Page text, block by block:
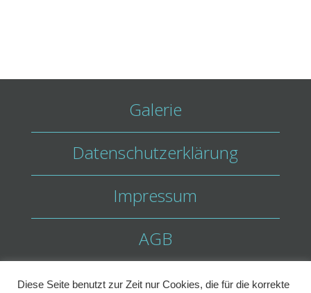
Galerie
Datenschutzerklärung
Impressum
AGB
Diese Seite benutzt zur Zeit nur Cookies, die für die korrekte